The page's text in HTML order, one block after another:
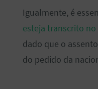
Igualmente, é
esteja transcrito
dado que o
do pedido da